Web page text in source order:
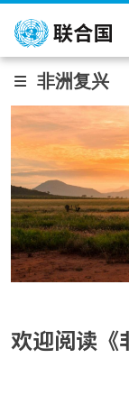
跳转到主要内容
非洲复兴
欢迎阅读《